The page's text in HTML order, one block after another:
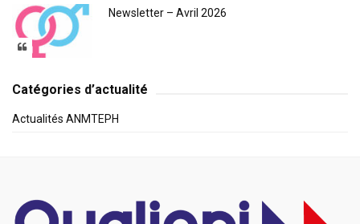
Newsletter – Avril 2026
Catégories d’actualité
Actualités ANMTEPH